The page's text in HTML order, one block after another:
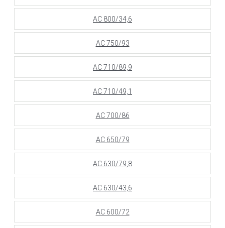
АС 800/34,6
АС 750/93
АС 710/89,9
АС 710/49,1
АС 700/86
АС 650/79
АС 630/79,8
АС 630/43,6
АС 600/72